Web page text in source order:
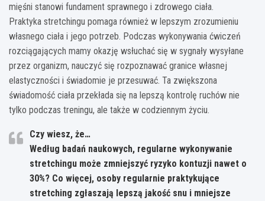
mięśni stanowi fundament sprawnego i zdrowego ciała.
Praktyka stretchingu pomaga również w lepszym zrozumieniu
własnego ciała i jego potrzeb. Podczas wykonywania ćwiczeń
rozciągających mamy okazję wsłuchać się w sygnały wysyłane
przez organizm, nauczyć się rozpoznawać granice własnej
elastyczności i świadomie je przesuwać. Ta zwiększona
świadomość ciała przekłada się na lepszą kontrolę ruchów nie
tylko podczas treningu, ale także w codziennym życiu.
Czy wiesz, że…
Według badań naukowych, regularne wykonywanie
stretchingu może zmniejszyć ryzyko kontuzji nawet o
30%? Co więcej, osoby regularnie praktykujące
stretching zgłaszają lepszą jakość snu i mniejsze